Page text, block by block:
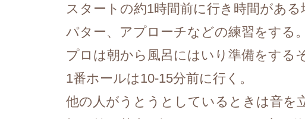
スタートの約1時間前に行き時間がある
パター、アプローチなどの練習をする。
プロは朝から風呂にはいり準備をする
1番ホールは10-15分前に行く。
他の人がうとうとしているときは音を